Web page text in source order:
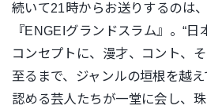
続いて21時からお送りするのは
『ENGEIグランドスラム』。“日
コンセプトに、漫才、コント、
至るまで、ジャンルの垣根を越
認める芸人たちが一堂に会し、